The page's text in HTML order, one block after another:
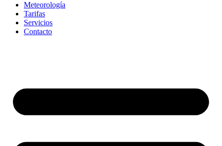
Meteorología
Tarifas
Servicios
Contacto